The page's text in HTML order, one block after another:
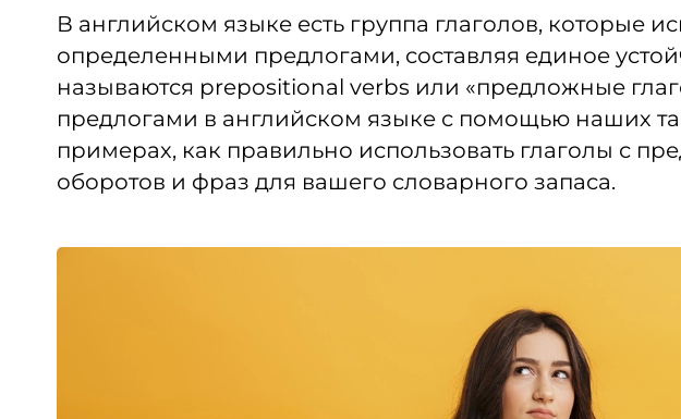
В английском языке есть группа глаголов, которые
определенными предлогами, составляя единое
называются prepositional verbs или «предложные
предлогами в английском языке с помощью наших
примерах, как правильно использовать глаголы с
оборотов и фраз для вашего словарного запаса.